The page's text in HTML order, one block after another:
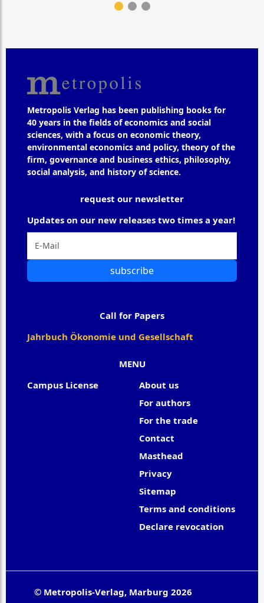
Metropolis Verlag has been publishing books for
40 years in the fields of economics and social
sciences, with a focus on economic theory,
environmental economics and policy, theory of the
firm, governance and business ethics, philosophy,
social analysis, and history of science.
MENU
Campus License
About us
For authors
For the trade
Contact
Masthead
Privacy
Sitemap
Terms and conditions
Declare revocation
request our newsletter
Updates on our new releases two times a year!
subscribe
Call for Papers
Jahrbuch Ökonomie und Gesellschaft
© Metropolis-Verlag, Marburg 2026